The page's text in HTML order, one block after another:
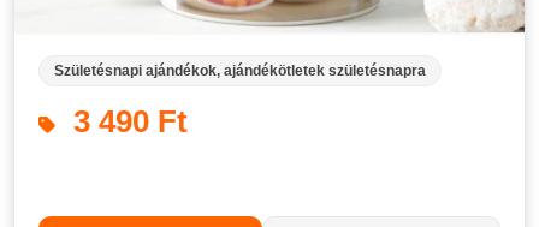
Születésnapi ajándékok, ajándékötletek születésnapra
3 490 Ft